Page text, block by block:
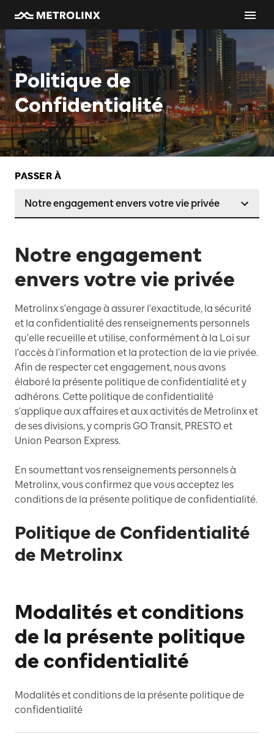
Politique de
Confidentialité
PASSER À
Notre engagement envers votre vie privée
Notre engagement
envers votre vie privée
Metrolinx s'engage à assurer l'exactitude, la sécurité
et la confidentialité des renseignements personnels
qu'elle recueille et utilise, conformément à la Loi sur
l'accès à l'information et la protection de la vie privée.
Afin de respecter cet engagement, nous avons
élaboré la présente politique de confidentialité et y
adhérons. Cette politique de confidentialité
s'applique aux affaires et aux activités de Metrolinx et
de ses divisions, y compris GO Transit, PRESTO et
Union Pearson Express.
En soumettant vos renseignements personnels à
Metrolinx, vous confirmez que vous acceptez les
conditions de la présente politique de confidentialité.
Politique de Confidentialité
de Metrolinx
Modalités et conditions
de la présente politique
de confidentialité
Modalités et conditions de la présente politique de
confidentialité